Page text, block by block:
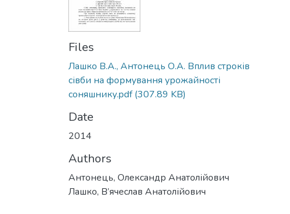
Files
Лашко В.А., Антонець О.А. Вплив строків
сівби на формування урожайності
соняшнику.pdf(307.89 KB)
Date
2014
Authors
Антонець, Олександр Анатолійович
Лашко, В’ячеслав Анатолійович